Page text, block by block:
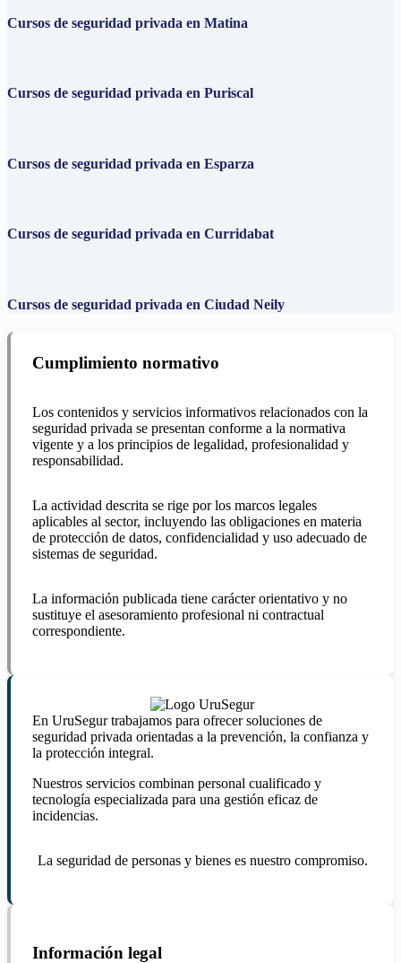
Cursos de seguridad privada en Matina
Cursos de seguridad privada en Puriscal
Cursos de seguridad privada en Esparza
Cursos de seguridad privada en Curridabat
Cursos de seguridad privada en Ciudad Neily
Cumplimiento normativo
Los contenidos y servicios informativos relacionados con la
seguridad privada se presentan conforme a la normativa
vigente y a los principios de legalidad, profesionalidad y
responsabilidad.
La actividad descrita se rige por los marcos legales
aplicables al sector, incluyendo las obligaciones en materia
de protección de datos, confidencialidad y uso adecuado de
sistemas de seguridad.
La información publicada tiene carácter orientativo y no
sustituye el asesoramiento profesional ni contractual
correspondiente.
En UruSegur trabajamos para ofrecer soluciones de
seguridad privada orientadas a la prevención, la confianza y
la protección integral.
Nuestros servicios combinan personal cualificado y
tecnología especializada para una gestión eficaz de
incidencias.
La seguridad de personas y bienes es nuestro compromiso.
Información legal